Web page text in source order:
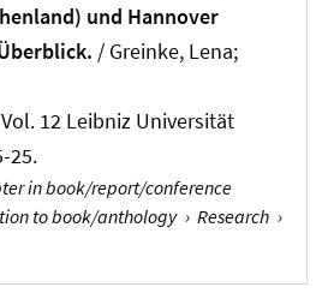
und Hannover
/ Greinke, Lena;
12 Leibniz Universität
25.
in book/report/conference
to book/anthology › Research ›